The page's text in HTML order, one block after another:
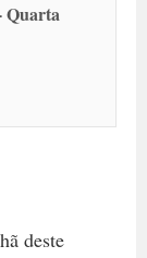
Quarta
deste